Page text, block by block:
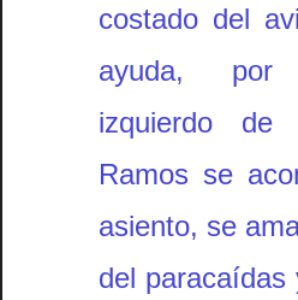
costado del
ayuda,
izquierdo de
Ramos se
asiento, se
del paracaídas